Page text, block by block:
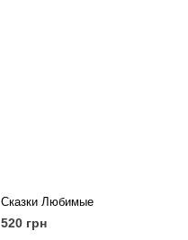
Сказки Любимые
520 грн